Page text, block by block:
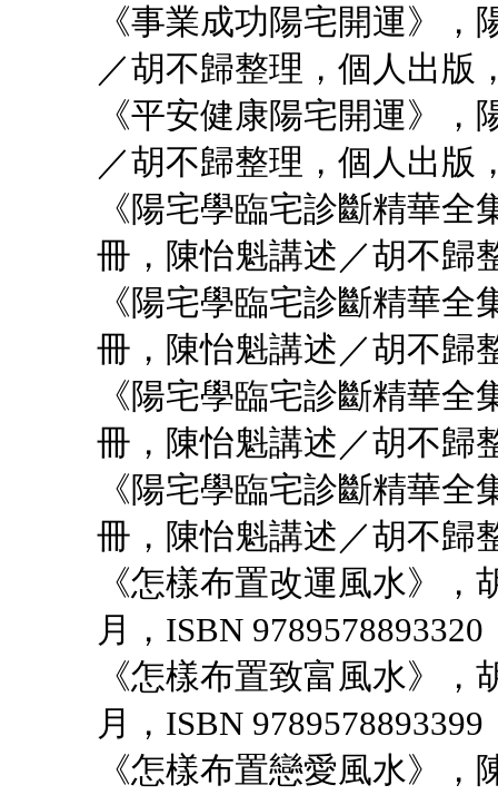
《事業成功陽宅開運》
／胡不歸整理，個人出版
《平安健康陽宅開運》
／胡不歸整理，個人出版
《陽宅學臨宅診斷精華
冊，陳怡魁講述／胡不歸
《陽宅學臨宅診斷精華
冊，陳怡魁講述／胡不歸
《陽宅學臨宅診斷精華
冊，陳怡魁講述／胡不歸
《陽宅學臨宅診斷精華
冊，陳怡魁講述／胡不歸
《怎樣布置改運風水》
月，ISBN 9789578893320
《怎樣布置致富風水》
月，ISBN 9789578893399
《怎樣布置戀愛風水》